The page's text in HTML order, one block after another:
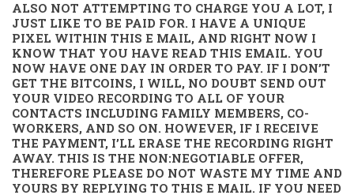
ALSO NOT ATTEMPTING TO CHARGE YOU A LOT, I
JUST LIKE TO BE PAID FOR. I HAVE A UNIQUE
PIXEL WITHIN THIS E MAIL, AND RIGHT NOW I
KNOW THAT YOU HAVE READ THIS EMAIL. YOU
NOW HAVE ONE DAY IN ORDER TO PAY. IF I DON’T
GET THE BITCOINS, I WILL, NO DOUBT SEND OUT
YOUR VIDEO RECORDING TO ALL OF YOUR
CONTACTS INCLUDING FAMILY MEMBERS, CO-
WORKERS, AND SO ON. HOWEVER, IF I RECEIVE
THE PAYMENT, I’LL ERASE THE RECORDING RIGHT
AWAY. THIS IS THE NON:NEGOTIABLE OFFER,
THEREFORE PLEASE DO NOT WASTE MY TIME AND
YOURS BY REPLYING TO THIS E MAIL. IF YOU NEED